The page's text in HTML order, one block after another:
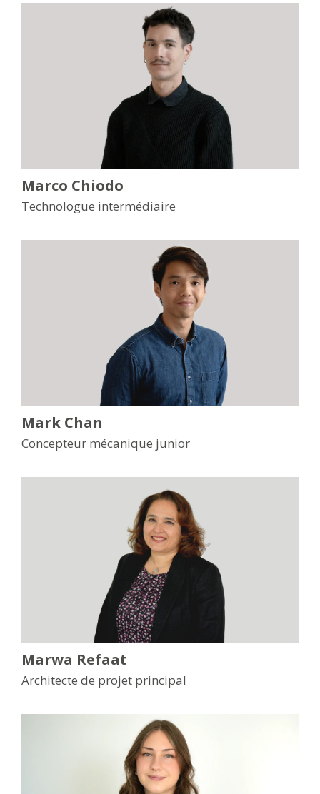
Marco Chiodo
Technologue intermédiaire
Mark Chan
Concepteur mécanique junior
Marwa Refaat
Architecte de projet principal